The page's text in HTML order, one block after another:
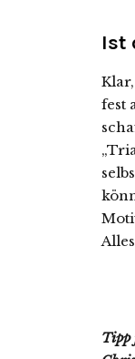
Ist
fest
Tipp